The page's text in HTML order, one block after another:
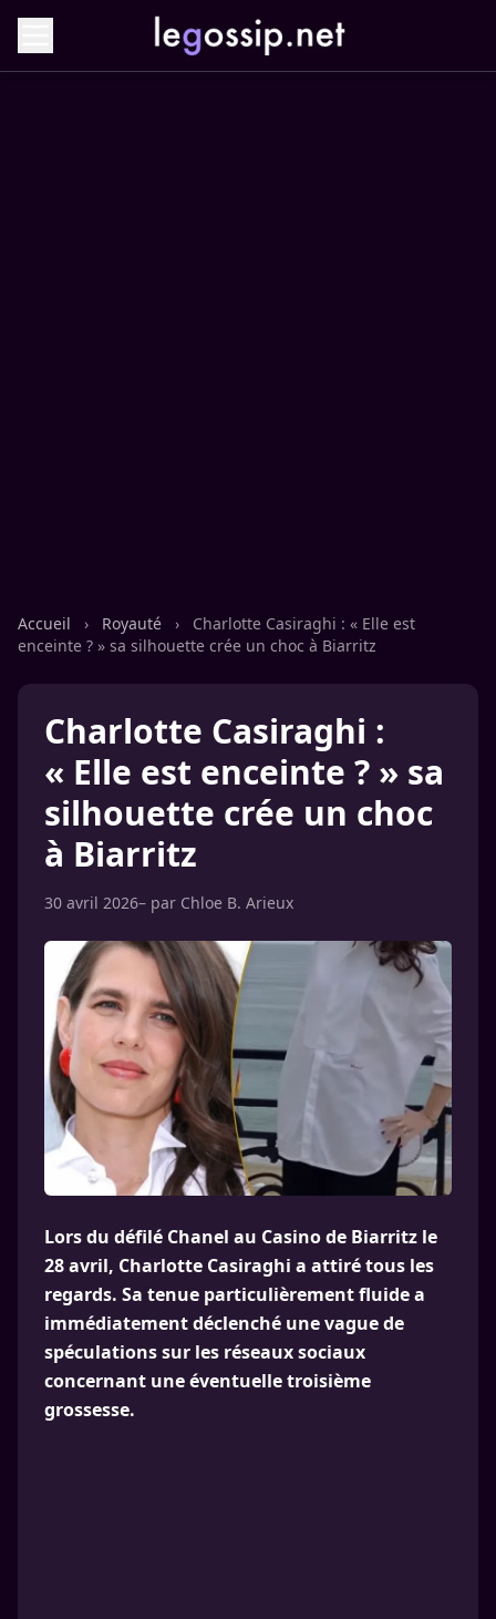
Accueil › Royauté ›
Charlotte Casiraghi : « Elle est
enceinte ? » sa silhouette crée un choc à Biarritz
Charlotte Casiraghi :
« Elle est enceinte ? » sa
silhouette crée un choc
à Biarritz
30 avril 2026– par Chloe B. Arieux
Lors du défilé Chanel au Casino de Biarritz le
28 avril, Charlotte Casiraghi a attiré tous les
regards. Sa tenue particulièrement fluide a
immédiatement déclenché une vague de
spéculations sur les réseaux sociaux
concernant une éventuelle troisième
grossesse.